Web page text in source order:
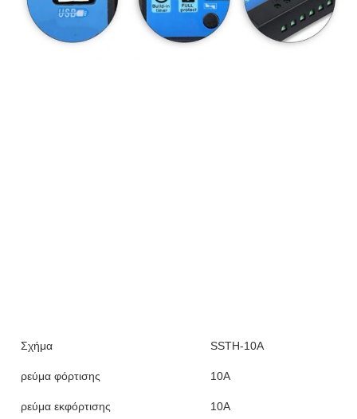
Σχήμα SSTH-10A
ρεύμα φόρτισης 10Α
ρεύμα εκφόρτισης 10Α